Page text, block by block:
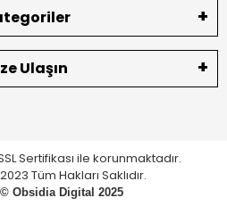
Ulaşın
Sertifikası ile korunmaktadır.
Tüm Hakları Saklıdır.
Obsidia Digital 2025